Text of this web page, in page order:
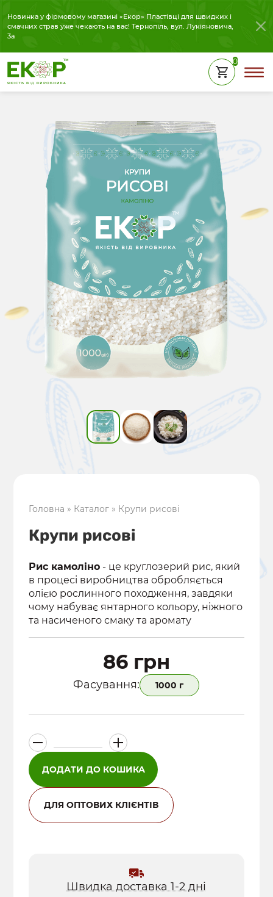
Новинка у фірмовому магазині «Екор» Пластівці для швидких і
смачних страв уже чекають на вас! Тернопіль, вул. Лукіяновича,
3а
0
Головна » Каталог » Крупи рисові
Крупи рисові
Рис камоліно - це круглозерий рис, який
в процесі виробництва обробляється
олією рослинного походження, завдяки
чому набуває янтарного кольору, ніжного
та насиченого смаку та аромату
86грн
Фасування: 1000 г
рисові
ДОДАТИ ДО КОШИКА
ДЛЯ ОПТОВИХ КЛІЄНТІВ
Швидка доставка 1-2 дні